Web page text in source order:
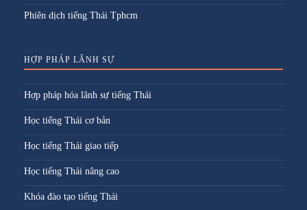
Phiên dịch tiếng Thái Tphcm
HỢP PHÁP LÃNH SỰ
Hợp pháp hóa lãnh sự tiếng Thái
Học tiếng Thái cơ bản
Học tiếng Thái giao tiếp
Học tiếng Thái nâng cao
Khóa đào tạo tiếng Thái